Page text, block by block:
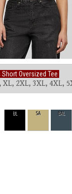
Oversized Tee
XL, 2XL, 3XL, 4XL,
BL SA BAL